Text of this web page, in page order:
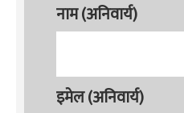
नाम (अनिवार्य)
इमेल (अनिवार्य)